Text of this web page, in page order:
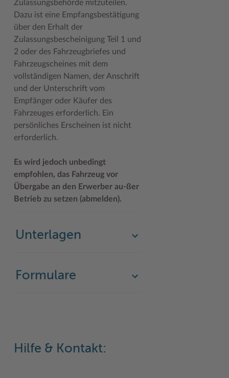
Geodatenportale (Kreiskarte)
Kfz-Zulassung
Kontakt / Öffnungszeiten
Lebenslagen
Leistungen
Lexikon
Publikationen
Wunsch-Kennzeichen ↗
Zuständigkeitsfinder SH ↗
Fotoarchiv
Hitzeschutz
Klimaanpassungskonzept
Kreistag Sitzungskalender
Lokales Wetter
Newsletter
Pressemeldungen
Stellenangebote
Stormarninfo
Kreispräsident
Kreistag und Ausschüsse
Kreistag Sitzungskalender
Kreisverwaltung
Landrat
Sonderbereiche
Stabsbereiche
Wahlen im Kreis
Wappen und Geschichte
Offene Stellen
Praktika und FSJ
Weiterbildung beim Kreis Stormarn
Wen wir suchen
Klimaschutz beim Kreis Stormarn
Projekt e-Gewerbe
Stormarner Bündnis für bezahlbares Wohnen
Wirtschafts- und Aufbaugesellschaft Stormarn
Zahlen, Daten, Fakten
Kulturelle Einrichtungen
Museen
Naturschutzgebiete
Radwandern
Storchenhorste
Lieblingsplätze in der Metropolregion
Termine und Veranstaltungen
Umlandscout Hamburg
Vereine und Gruppen
Zulassungsbehörde mitzuteilen.
Dazu ist eine Empfangsbestätigung
über den Erhalt der
Zulassungsbescheinigung Teil 1 und
2 oder des Fahrzeugbriefes und
Fahrzeugscheines mit dem
vollständigen Namen, der Anschrift
und der Unterschrift vom
Empfänger oder Käufer des
Fahrzeuges erforderlich. Ein
persönliches Erscheinen ist nicht
erforderlich.
Es wird jedoch unbedingt
empfohlen, das Fahrzeug vor
Übergabe an den Erwerber au-ßer
Betrieb zu setzen (abmelden).
Unterlagen
Formulare
Hilfe & Kontakt: